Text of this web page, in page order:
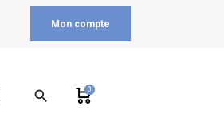
Mon compte
search 0